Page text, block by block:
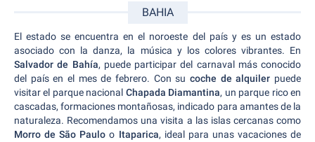
BAHIA
El estado se encuentra en el noroeste del país y es un estado
asociado con la danza, la música y los colores vibrantes. En
Salvador de Bahía, puede participar del carnaval más conocido
del país en el mes de febrero. Con su coche de alquiler puede
visitar el parque nacional Chapada Diamantina, un parque rico en
cascadas, formaciones montañosas, indicado para amantes de la
naturaleza. Recomendamos una visita a las islas cercanas como
Morro de São Paulo o Itaparica, ideal para unas vacaciones de